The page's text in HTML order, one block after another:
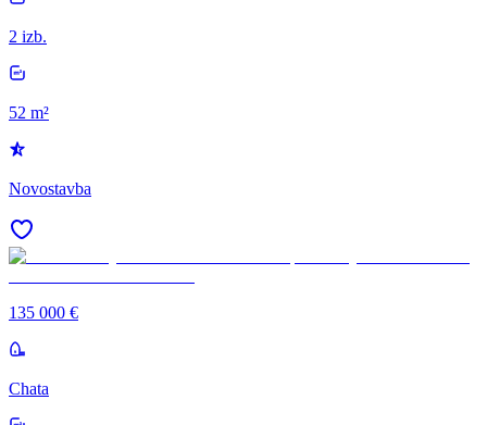
2 izb.
52 m²
Novostavba
135 000 €
Chata